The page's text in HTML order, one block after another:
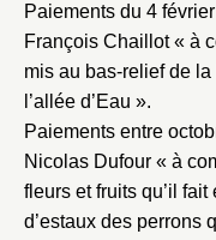
Paiements du 4
François Chaillot « à
mis au bas-relief de
l’allée d’Eau ».
Paiements entre
Nicolas Dufour « à
fleurs et fruits qu’il
d’estaux des perrons